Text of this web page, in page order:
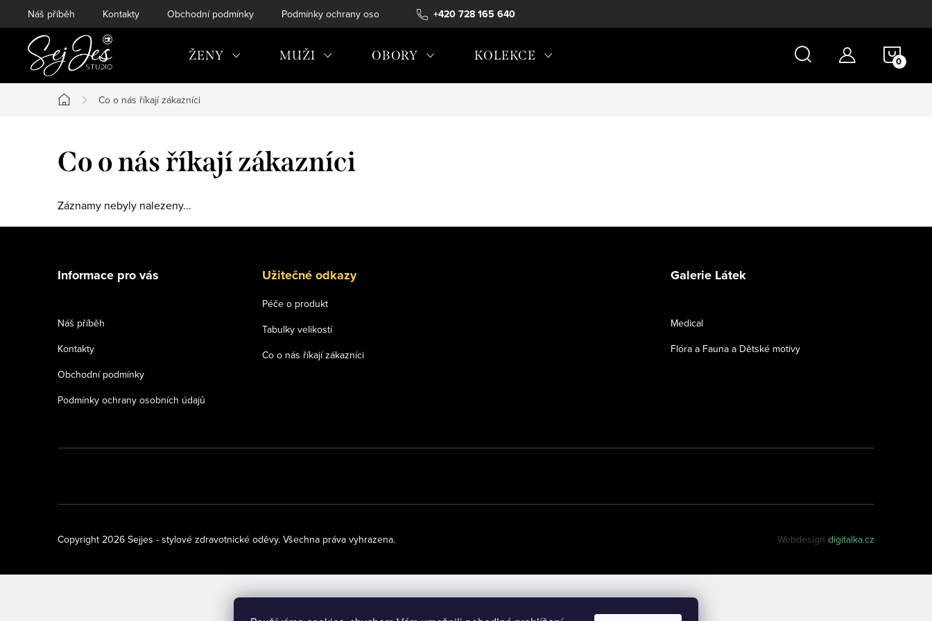
na
+420 728 165 640
Náš příběh Kontakty Obchodní podmínky Podmínky ochrany osobních údajů
ŽENY MUŽI OBORY KOLEKCE
Domů
Co o nás říkají zákazníci
Co o nás říkají zákazníci
Záznamy nebyly nalezeny...
Informace pro vás
Náš příběh
Kontakty
Obchodní podmínky
Podmínky ochrany osobních údajů
Užitečné odkazy
Péče o produkt
Tabulky velikostí
Co o nás říkají zákazníci
Galerie Látek
Medical
Flóra a Fauna a Dětské motivy
Webdesign digitalka.cz
Copyright 2026 Sejjes - stylové zdravotnické oděvy. Všechna práva vyhrazena.